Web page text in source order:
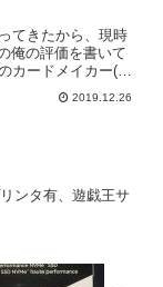
てきたから、現時
俺の評価を書いて
カードメイカー(オ
プレイヤ
点や悪い点だ
2019.12.26
ンタ有、遊戯王サ